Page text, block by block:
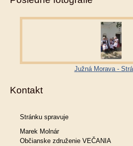
Južná Morava -
Kontakt
Stránku spravuje
Marek Molnár
Občianske združenie VEČANIA